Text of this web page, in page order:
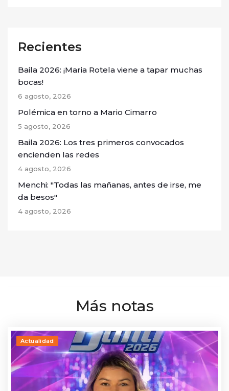
Recientes
Baila 2026: ¡Maria Rotela viene a tapar muchas
bocas!
6 agosto, 2026
Polémica en torno a Mario Cimarro
5 agosto, 2026
Baila 2026: Los tres primeros convocados
encienden las redes
4 agosto, 2026
Menchi: "Todas las mañanas, antes de irse, me
da besos"
4 agosto, 2026
Más notas
Actualidad